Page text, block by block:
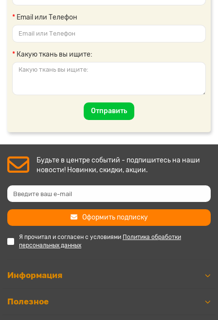
Email или Телефон
Какую ткань вы ищите:
Отправить
Будьте в центре событий - подпишитесь на наши
новости! Новинки, скидки, акции.
Оформить подписку
Я прочитал и согласен с условиями Политика обработки
персональных данных
Информация
Полезное